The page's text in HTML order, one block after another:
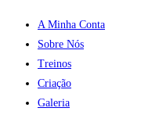
A Minha Conta
Sobre Nós
Treinos
Criação
Galeria